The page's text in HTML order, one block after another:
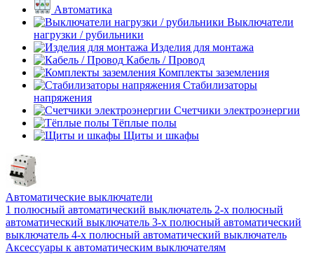
Автоматика
Выключатели
нагрузки / рубильники
Изделия для монтажа
Кабель / Провод
Комплекты заземления
Стабилизаторы
напряжения
Счетчики электроэнергии
Тёплые полы
Щиты и шкафы
Автоматические выключатели
1 полюсный автоматический выключатель 2-х полюсный
автоматический выключатель 3-х полюсный автоматический
выключатель 4-х полюсный автоматический выключатель
Аксессуары к автоматическим выключателям